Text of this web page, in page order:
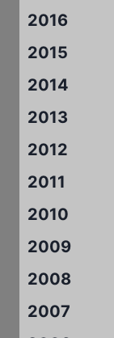
2016
2015
2014
2013
2012
2011
2010
2009
2008
2007